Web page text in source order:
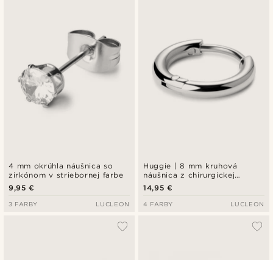
4 mm okrúhla náušnica so
zirkónom v striebornej farbe
9,95 €
3 FARBY LUCLEON
Huggie | 8 mm kruhová
náušnica z chirurgickej
nehrdzavejúcej ocele
14,95 €
4 FARBY LUCLEON